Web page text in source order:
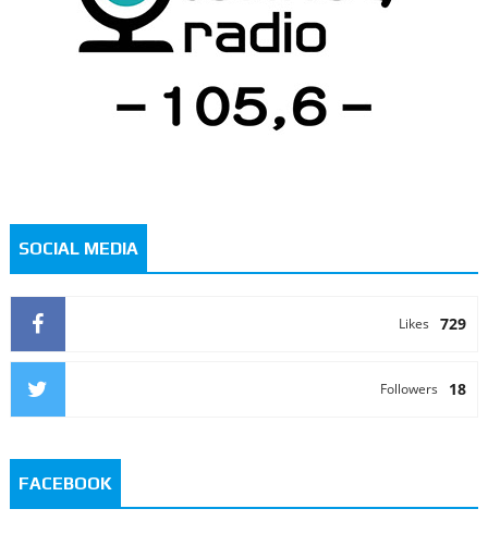
SOCIAL MEDIA
729
Likes
18
Followers
FACEBOOK